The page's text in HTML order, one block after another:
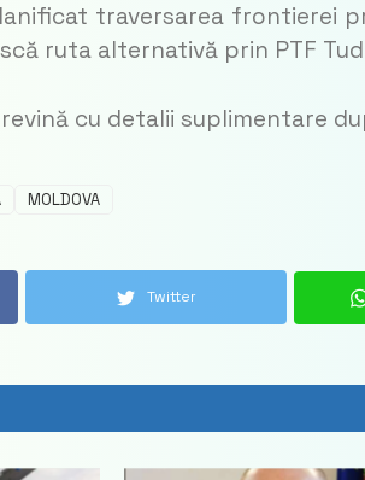
traversarea frontierei
ruta alternativă prin PTF
cu detalii suplimentare
MOLDOVA
Twitter